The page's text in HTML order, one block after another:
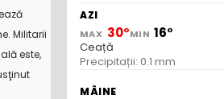
Militarii
este,
AZI
MAX 30°MIN 16°
Ceață
Precipitații: 0.1 mm
MÂINE